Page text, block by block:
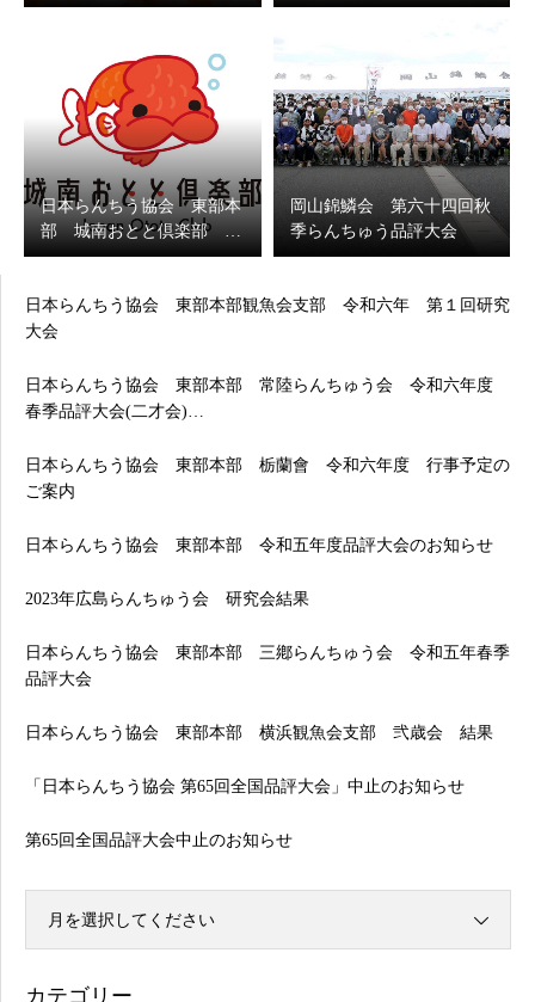
日本らんちう協会 東部本
部 城南おとと倶楽部 …
岡山錦鱗会 第六十四回秋
季らんちゅう品評大会
日本らんちう協会 東部本部観魚会支部 令和六年 第１回研究
大会
日本らんちう協会 東部本部 常陸らんちゅう会 令和六年度
春季品評大会(二才会)…
日本らんちう協会 東部本部 栃蘭會 令和六年度 行事予定の
ご案内
日本らんちう協会 東部本部 令和五年度品評大会のお知らせ
2023年広島らんちゅう会 研究会結果
日本らんちう協会 東部本部 三鄕らんちゅう会 令和五年春季
品評大会
日本らんちう協会 東部本部 横浜観魚会支部 弐歳会 結果
「日本らんちう協会 第65回全国品評大会」中止のお知らせ
第65回全国品評大会中止のお知らせ
月を選択してください
カテゴリー